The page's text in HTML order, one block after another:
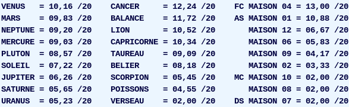
VENUS = 10,16 /20 CANCER = 12,24 /20 FC MAISON 04 = 13,00 /20
MARS = 09,83 /20 BALANCE = 11,72 /20 AS MAISON 01 = 10,88 /20
NEPTUNE = 09,20 /20 LION = 10,52 /20 MAISON 12 = 06,67 /20
MERCURE = 09,03 /20 CAPRICORNE = 10,34 /20 MAISON 06 = 05,83 /20
PLUTON = 08,57 /20 TAUREAU = 09,09 /20 MAISON 09 = 04,17 /20
SOLEIL = 07,22 /20 BELIER = 08,18 /20 MAISON 02 = 03,33 /20
JUPITER = 06,26 /20 SCORPION = 05,45 /20 MC MAISON 10 = 02,00 /20
SATURNE = 05,65 /20 POISSONS = 04,55 /20 MAISON 08 = 02,00 /20
URANUS = 05,23 /20 VERSEAU = 02,00 /20 DS MAISON 07 = 02,00 /20